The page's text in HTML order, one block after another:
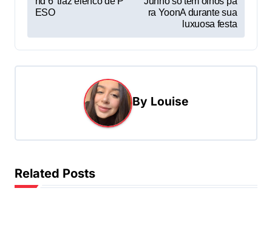
o
t
n
g
a
t
ESO
ra YoonA durante sua
luxuosa festa
By Louise
Related Posts